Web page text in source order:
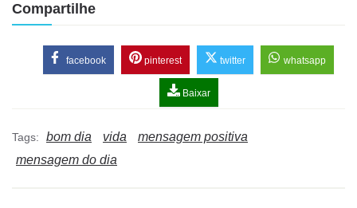
Compartilhe
facebook pinterest twitter whatsapp
Baixar
Tags: bom dia vida
mensagem positiva
mensagem do dia